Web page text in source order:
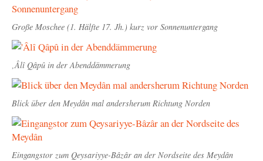
Große Moschee (1. Hälfte 17. Jh.) kurz vor Sonnenuntergang
‚Âlî Qâpû in der Abenddämmerung
Blick über den Meydân mal andersherum Richtung Norden
Eingangstor zum Qeysariyye-Bâzâr an der Nordseite des Meydân